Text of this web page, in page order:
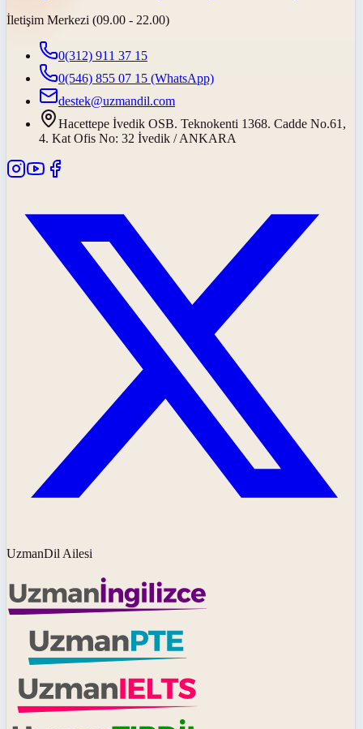
İletişim Merkezi (09.00 - 22.00)
0(312) 911 37 15
0(546) 855 07 15 (WhatsApp)
destek@uzmandil.com
Hacettepe İvedik OSB. Teknokenti 1368. Cadde No.61,
4. Kat Ofis No: 32 İvedik / ANKARA
UzmanDil Ailesi